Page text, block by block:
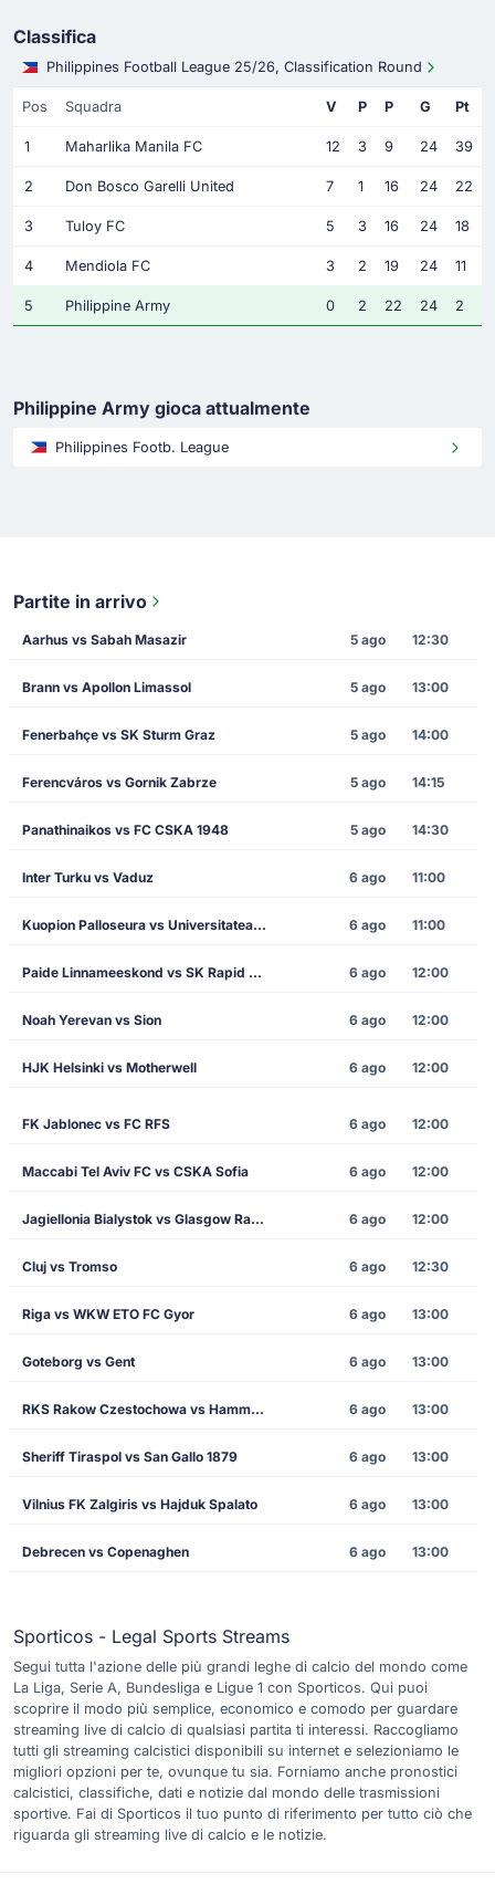
Classifica
Philippines Football League 25/26, Classification Round
Pos Squadra V P P G Pt
1 Maharlika Manila FC 12 3 9 24 39
2 Don Bosco Garelli United 7 1 16 24 22
3 Tuloy FC 5 3 16 24 18
4 Mendiola FC 3 2 19 24 11
5 Philippine Army 0 2 22 24 2
Philippine Army gioca attualmente
Philippines Footb. League
Partite in arrivo
Aarhus vs Sabah Masazir 5 ago 12:30
Brann vs Apollon Limassol 5 ago 13:00
Fenerbahçe vs SK Sturm Graz 5 ago 14:00
Ferencváros vs Gornik Zabrze 5 ago 14:15
Panathinaikos vs FC CSKA 1948 5 ago 14:30
Inter Turku vs Vaduz 6 ago 11:00
Kuopion Palloseura vs Universitatea Craiova 6 ago 11:00
Paide Linnameeskond vs SK Rapid Vienna 6 ago 12:00
Noah Yerevan vs Sion 6 ago 12:00
HJK Helsinki vs Motherwell 6 ago 12:00
FK Jablonec vs FC RFS 6 ago 12:00
Maccabi Tel Aviv FC vs CSKA Sofia 6 ago 12:00
Jagiellonia Bialystok vs Glasgow Rangers 6 ago 12:00
Cluj vs Tromso 6 ago 12:30
Riga vs WKW ETO FC Gyor 6 ago 13:00
Goteborg vs Gent 6 ago 13:00
RKS Rakow Czestochowa vs Hammarby 6 ago 13:00
Sheriff Tiraspol vs San Gallo 1879 6 ago 13:00
Vilnius FK Zalgiris vs Hajduk Spalato 6 ago 13:00
Debrecen vs Copenaghen 6 ago 13:00
Sporticos - Legal Sports Streams
Segui tutta l'azione delle più grandi leghe di calcio del mondo come
La Liga, Serie A, Bundesliga e Ligue 1 con Sporticos. Qui puoi
scoprire il modo più semplice, economico e comodo per guardare
streaming live di calcio di qualsiasi partita ti interessi. Raccogliamo
tutti gli streaming calcistici disponibili su internet e selezioniamo le
migliori opzioni per te, ovunque tu sia. Forniamo anche pronostici
calcistici, classifiche, dati e notizie dal mondo delle trasmissioni
sportive. Fai di Sporticos il tuo punto di riferimento per tutto ciò che
riguarda gli streaming live di calcio e le notizie.